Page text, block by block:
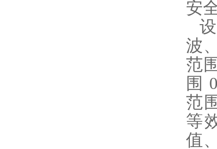
安
波
范
围
范
等
值